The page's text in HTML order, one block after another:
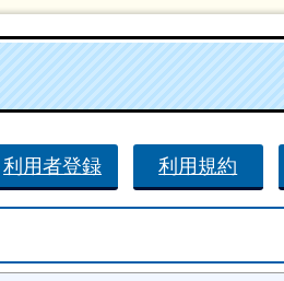
利用者登録 利用規約